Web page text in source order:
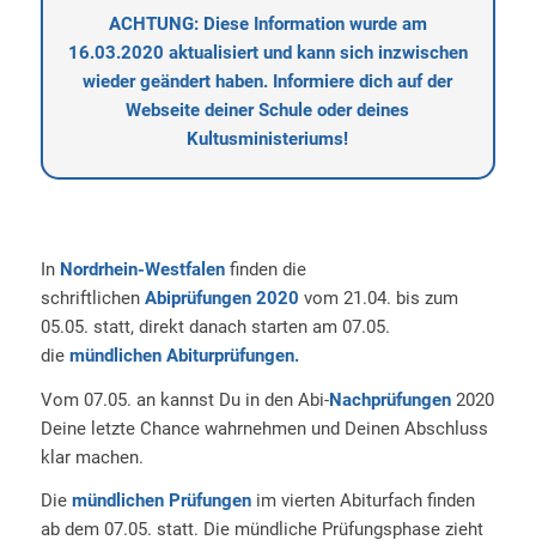
ACHTUNG: Diese Information wurde am
16.03.2020 aktualisiert und kann sich inzwischen
wieder geändert haben. Informiere dich auf der
Webseite deiner Schule oder deines
Kultusministeriums!
In Nordrhein-Westfalenfinden die
schriftlichen Abiprüfungen 2020 vom 21.04. bis zum
05.05. statt, direkt danach starten am 07.05.
diemündlichen Abiturprüfungen.
Vom 07.05. an kannst Du in den Abi-Nachprüfungen2020
Deine letzte Chance wahrnehmen und Deinen Abschluss
klar machen.
Die mündlichen Prüfungenim vierten Abiturfach finden
ab dem 07.05. statt. Die mündliche Prüfungsphase zieht